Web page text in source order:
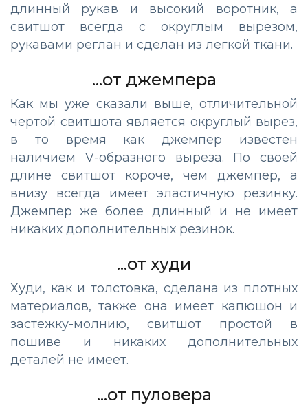
длинный рукав и высокий воротник, а
свитшот всегда с округлым вырезом,
рукавами реглан и сделан из легкой ткани.
...от джемпера
Как мы уже сказали выше, отличительной
чертой свитшота является округлый вырез,
в то время как джемпер известен
наличием V-образного выреза. По своей
длине свитшот короче, чем джемпер, а
внизу всегда имеет эластичную резинку.
Джемпер же более длинный и не имеет
никаких дополнительных резинок.
...от худи
Худи, как и толстовка, сделана из плотных
материалов, также она имеет капюшон и
застежку-молнию, свитшот простой в
пошиве и никаких дополнительных
деталей не имеет.
...от пуловера